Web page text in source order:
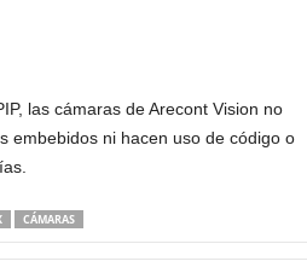
las cámaras de Arecont Vision no
embebidos ni hacen uso de código o
CÁMARAS